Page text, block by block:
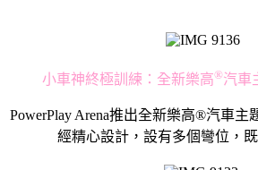
小車神終極訓練：全新樂高®汽車
PowerPlay Arena推出全新樂高®汽車主
經精心設計，設有多個彎位，既